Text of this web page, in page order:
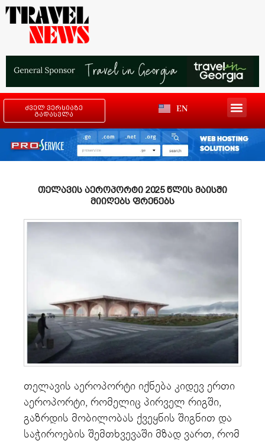
ძველ ვერსიაზე
გადასვლა
EN
თელავის აეროპორტი 2025 წლის მაისში
მიიღებს ფრენებს
თელავის აეროპორტი იქნება კიდევ ერთი
აეროპორტი, რომელიც პირველ რიგში,
გაზრდის მობილობას ქვეყნის შიგნით და
საჭიროების შემთხვევაში მზად ვართ, რომ